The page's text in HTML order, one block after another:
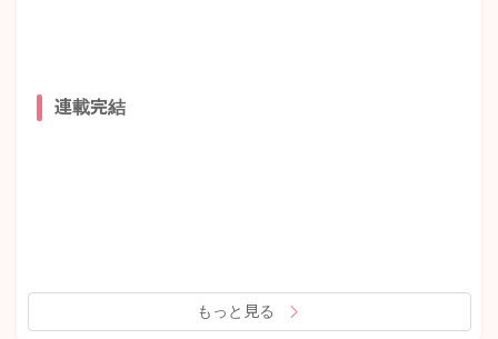
連載完結
もっと見る